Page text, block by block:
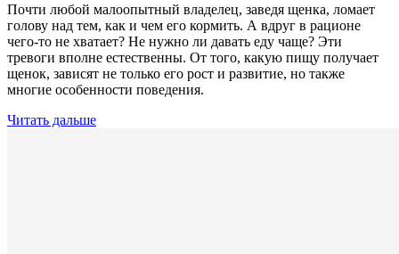
Почти любой малоопытный владелец, заведя щенка, ломает
голову над тем, как и чем его кормить. А вдруг в рационе
чего-то не хватает? Не нужно ли давать еду чаще? Эти
тревоги вполне естественны. От того, какую пищу получает
щенок, зависят не только его рост и развитие, но также
многие особенности поведения.
Читать дальше